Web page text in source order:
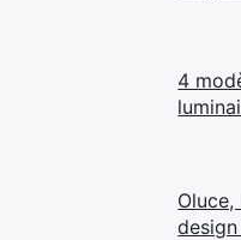
4
Oluce,